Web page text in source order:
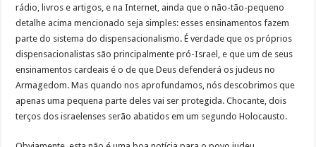
rádio, livros e artigos, e na Internet, ainda que o não-tão-pequeno
detalhe acima mencionado seja simples: esses ensinamentos fazem
parte do sistema do dispensacionalismo. É verdade que os próprios
dispensacionalistas são principalmente pró-Israel, e que um de seus
ensinamentos cardeais é o de que Deus defenderá os judeus no
Armagedom. Mas quando nos aprofundamos, nós descobrimos que
apenas uma pequena parte deles vai ser protegida. Chocante, dois
terços dos israelenses serão abatidos em um segundo Holocausto.